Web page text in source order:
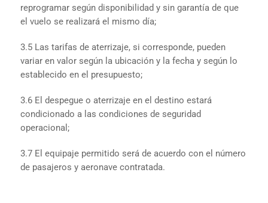
reprogramar según disponibilidad y sin garantía de que
el vuelo se realizará el mismo día;
3.5 Las tarifas de aterrizaje, si corresponde, pueden
variar en valor según la ubicación y la fecha y según lo
establecido en el presupuesto;
3.6 El despegue o aterrizaje en el destino estará
condicionado a las condiciones de seguridad
operacional;
3.7 El equipaje permitido será de acuerdo con el número
de pasajeros y aeronave contratada.